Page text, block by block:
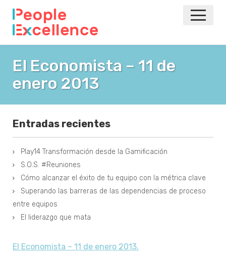
NOTICIAS
VOLVER A LA PRINCIPAL
El Economista – 11 de
enero 2013
Entradas recientes
Play14 Transformación desde la Gamificación
S.O.S. #Reuniones
Cómo alcanzar el éxito de tu equipo con la métrica clave
Superando las barreras de las dependencias de proceso
entre equipos
El liderazgo que mata
El Economista – 11 de enero 2013.